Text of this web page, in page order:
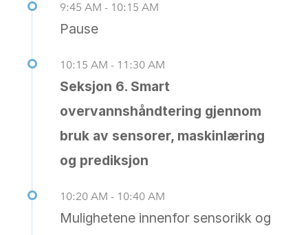
9:45 AM - 10:15 AM
Pause
10:15 AM - 11:30 AM
Seksjon 6. Smart
overvannshåndtering gjennom
bruk av sensorer, maskinlæring
og prediksjon
10:20 AM - 10:40 AM
Mulighetene innenfor sensorikk og